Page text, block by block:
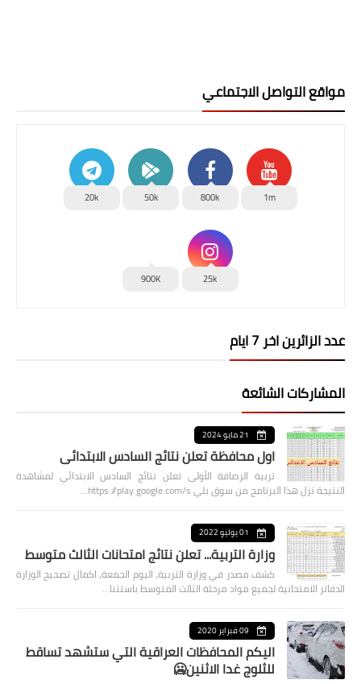
مواقع التواصل الاجتماعي
1m
800k
50k
20k
25k
900K
عدد الزائرين اخر 7 ايام
المشاركات الشائعة
21 مايو 2024
اول محافظة تعلن نتائج السادس الابتدائي
تربية الرصافة الأولى تعلن نتائج السادس الابتدائي لمشاهدة
النتيجة نزل هذا البرنامج من سوق بلي https://play.google.com/s…
01 يوليو 2022
وزارة التربية... تعلن نتائج امتحانات الثالث متوسط
كشف مصدر في وزارة التربية، اليوم الجمعة، اكمال تصحيح الوزارة
الدفاتر الامتحانية لجميع مواد مرحلة الثالث المتوسط باستثنا…
09 فبراير 2020
اليكم المحافظات العراقية التي ستشهد تساقط
للثلوج غدا الاثنين🥶